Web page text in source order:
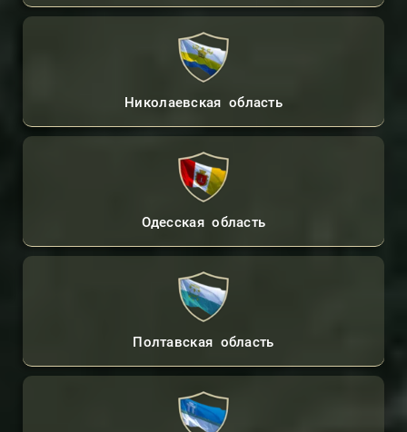
Николаевская область
Одесская область
Полтавская область